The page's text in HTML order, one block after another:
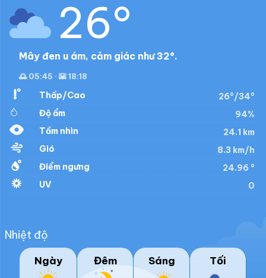
26°
Mây đen u ám, cảm giác như 32°.
🌅 05:45 · 🌇 18:18
Thấp/Cao
26°/34°
Độ ẩm
94%
Tầm nhìn
24.1 km
Gió
8.3 km/h
Điểm ngưng
24.96 °
UV
0
Nhiệt độ
Ngày Đêm Sáng Tối